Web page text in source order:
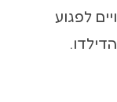
לפגוע